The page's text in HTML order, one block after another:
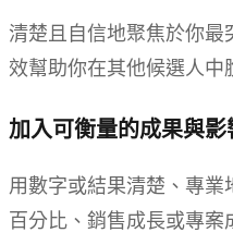
清楚且自信地聚焦於你最
效幫助你在其他候選人中
加入可衡量的成果與影
用數字或結果清楚、專
百分比、銷售成長或專案